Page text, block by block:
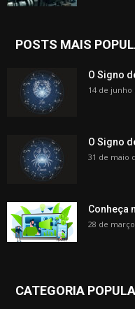
POSTS MAIS
O Signo
14 de junho
O Signo
31 de maio
Conheça
28 de
CATEGORIA